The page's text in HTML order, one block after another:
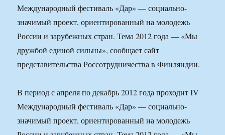
Международный фестиваль «Дар» — социально-
значимый проект, ориентированный на молодежь
России и зарубежных стран. Тема 2012 года — «Мы
дружбой единой сильны», сообщает сайт
представительства Россотрудничества в Финляндии.
В период с апреля по декабрь 2012 года проходит IV
Международный фестиваль «Дар» — социально-
значимый проект, ориентированный на молодежь